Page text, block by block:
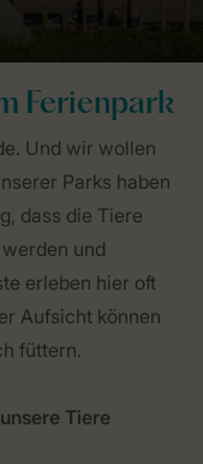
Ferienpark
Und wir wollen
Parks haben
dass die Tiere
und
erleben hier oft
Aufsicht können
füttern.
Tiere